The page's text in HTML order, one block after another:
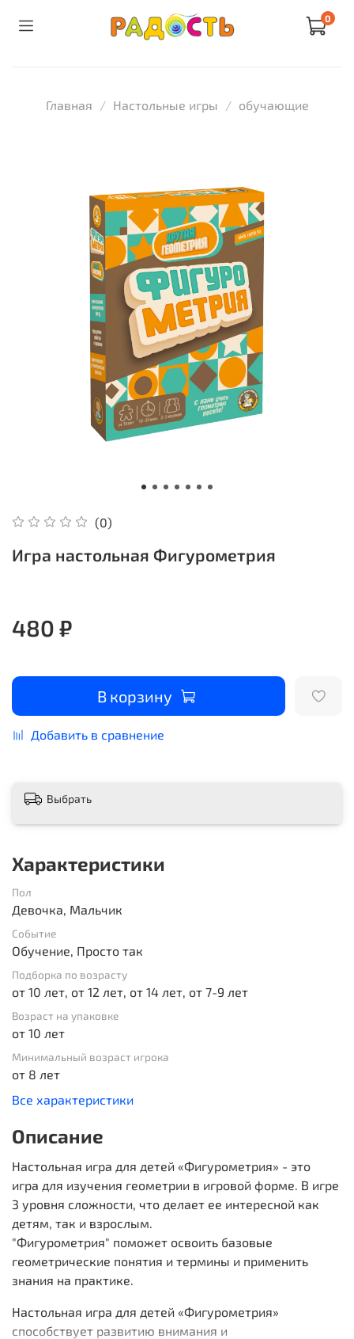
0
Главная Настольные игры обучающие
(0)
Игра настольная Фигурометрия
480 ₽
В корзину
Добавить в сравнение
Выбрать
Характеристики
Пол
Девочка, Мальчик
Событие
Обучение, Просто так
Подборка по возрасту
от 10 лет, от 12 лет, от 14 лет, от 7-9 лет
Возраст на упаковке
от 10 лет
Минимальный возраст игрока
от 8 лет
Все характеристики
Описание
Настольная игра для детей «Фигурометрия» - это
игра для изучения геометрии в игровой форме. В игре
3 уровня сложности, что делает ее интересной как
детям, так и взрослым.
"Фигурометрия" поможет освоить базовые
геометрические понятия и термины и применить
знания на практике.
Настольная игра для детей «Фигурометрия»
способствует развитию внимания и